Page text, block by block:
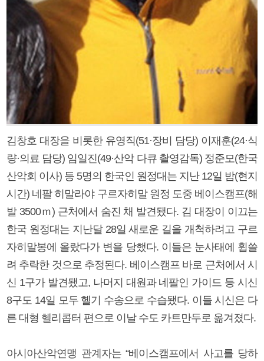
김창호 대장을 비롯한 유영직(51·장비 담당) 이재훈(24·식
량·의료 담당) 임일진(49·산악 다큐 촬영감독) 정준모(한국
산악회 이사) 등 5명의 한국인 원정대는 지난 12일 밤(현지
시간) 네팔 히말라야 구르자히말 원정 도중 베이스캠프(해
발 3500ｍ) 근처에서 숨진 채 발견됐다. 김 대장이 이끄는
한국 원정대는 지난달 28일 새로운 길을 개척하려고 구르
자히말봉에 올랐다가 변을 당했다. 이들은 눈사태에 휩쓸
려 추락한 것으로 추정된다. 베이스캠프 바로 근처에서 시
신 1구가 발견됐고, 나머지 대원과 네팔인 가이드 등 시신
8구도 14일 모두 헬기 수송으로 수습됐다. 이들 시신은 다
른 대형 헬리콥터 편으로 이날 수도 카트만두로 옮겨졌다.
아시아산악연맹 관계자는 “베이스캠프에서 사고를 당하